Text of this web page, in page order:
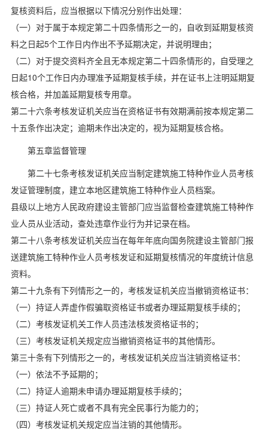
复核资料后，应当根据以下情况分别作出处理：
（一）对于属于本规定第二十四条情形之一的，自收到延期复核资
料之日起5个工作日内作出不予延期决定，并说明理由；
（二）对于提交资料齐全且无本规定第二十四条情形的，自受理之
日起10个工作日内办理准予延期复核手续，并在证书上注明延期复
核合格，并加盖延期复核专用章。
第二十六条考核发证机关应当在资格证书有效期满前按本规定第二
十五条作出决定；逾期未作出决定的，视为延期复核合格。
第五章监督管理
第二十七条考核发证机关应当制定建筑施工特种作业人员考核
发证管理制度，建立本地区建筑施工特种作业人员档案。
县级以上地方人民政府建设主管部门应当监督检查建筑施工特种作
业人员从业活动，查处违章作业行为并记录在档。
第二十八条考核发证机关应当在每年年底向国务院建设主管部门报
送建筑施工特种作业人员考核发证和延期复核情况的年度统计信息
资料。
第二十九条有下列情形之一的，考核发证机关应当撤销资格证书：
（一）持证人弄虚作假骗取资格证书或者办理延期复核手续的；
（二）考核发证机关工作人员违法核发资格证书的；
（三）考核发证机关规定应当撤销资格证书的其他情形。
第三十条有下列情形之一的，考核发证机关应当注销资格证书：
（一）依法不予延期的；
（二）持证人逾期未申请办理延期复核手续的；
（三）持证人死亡或者不具有完全民事行为能力的；
（四）考核发证机关规定应当注销的其他情形。